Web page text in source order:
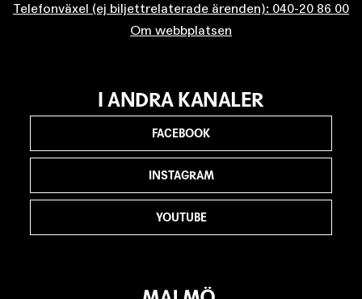
Telefonväxel (ej biljettrelaterade ärenden): 040-20 86 00
Om webbplatsen
I ANDRA KANALER
FACEBOOK
INSTAGRAM
YOUTUBE